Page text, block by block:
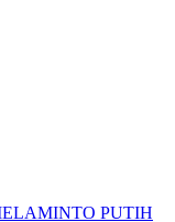
PUTIH